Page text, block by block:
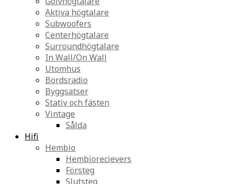
Aktiva högtalare
Subwoofers
Centerhögtalare
Surroundhögtalare
In Wall/On Wall
Utomhus
Bordsradio
Byggsatser
Stativ och fästen
Vintage
Sålda
Hifi
Hembio
Hembiorecievers
Försteg
Slutsteg